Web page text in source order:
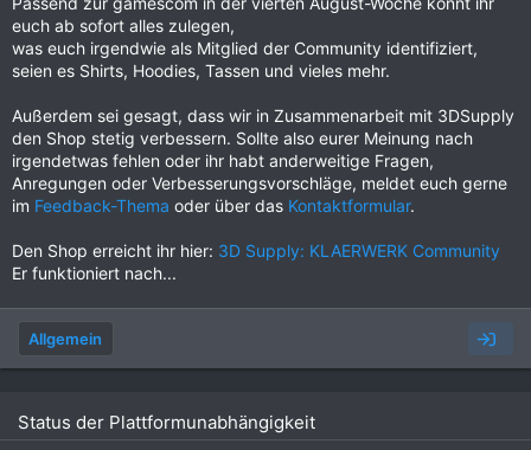
euch ab sofort alles zulegen,
was euch irgendwie als Mitglied der Community identifiziert,
seien es Shirts, Hoodies, Tassen und vieles mehr.
Außerdem sei gesagt, dass wir in Zusammenarbeit mit 3DSupply
den Shop stetig verbessern. Sollte also eurer Meinung nach
irgendetwas fehlen oder ihr habt anderweitige Fragen,
Anregungen oder Verbesserungsvorschläge, meldet euch gerne
im Feedback-Thema oder über das Kontaktformular.
Den Shop erreicht ihr hier: 3D Supply: KLAERWERK Community
Er funktioniert nach...
Allgemein
Status der Plattformunabhängigkeit